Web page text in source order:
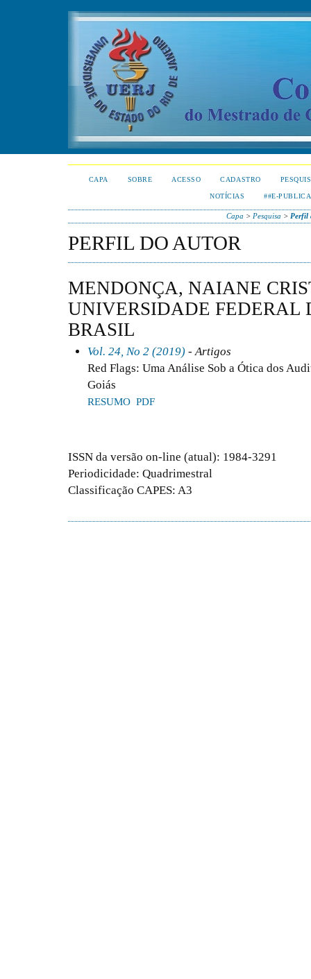
CAPA SOBRE ACESSO CADASTRO
NOTÍCIAS ##E-
Capa > Pesquisa > Perfil
PERFIL DO AUTOR
MENDONÇA, NAIANE
UNIVERSIDADE FEDERAL
BRASIL
Vol. 24, No 2 (2019) - Artigos
Red Flags: Uma Análise Sob a Ótica dos
Goiás
RESUMO PDF
ISSN da versão on-line (atual): 1984-3291
Periodicidade: Quadrimestral
Classificação CAPES: A3